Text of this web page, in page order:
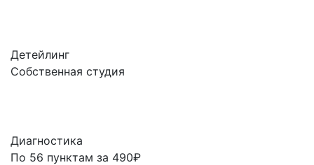
Детейлинг
Собственная студия
Диагностика
По 56 пунктам за 490₽